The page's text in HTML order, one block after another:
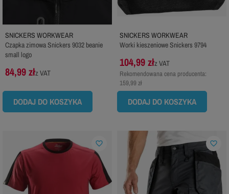
SNICKERS WORKWEAR
Czapka zimowa Snickers 9032 beanie
small logo
84,99 złz VAT
DODAJ DO KOSZYKA
SNICKERS WORKWEAR
Worki kieszeniowe Snickers 9794
104,99 złz VAT
Rekomendowana cena producenta:
159,99 zł
DODAJ DO KOSZYKA
favorite_border favorite_border